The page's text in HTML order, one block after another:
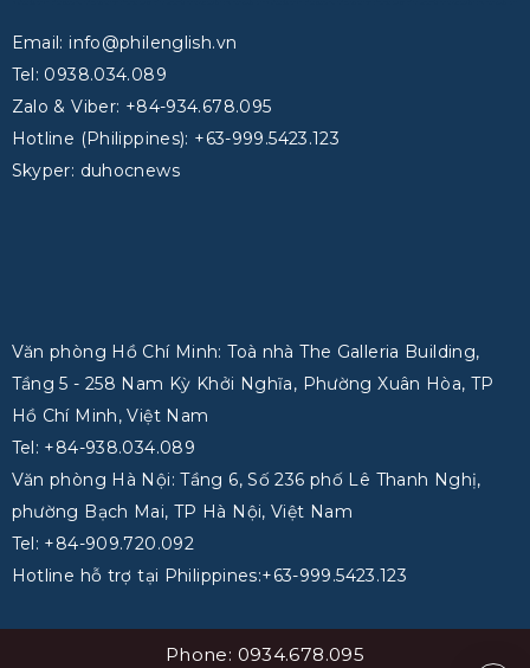
Email: info@philenglish.vn
Tel: 0938.034.089
Zalo & Viber: +84-934.678.095
Hotline (Philippines): +63-999.5423.123
Skyper: duhocnews
Văn phòng Hồ Chí Minh: Toà nhà The Galleria Building,
Tầng 5 - 258 Nam Kỳ Khởi Nghĩa, Phường Xuân Hòa, TP
Hồ Chí Minh, Việt Nam
Tel: +84-938.034.089
Văn phòng Hà Nội: Tầng 6, Số 236 phố Lê Thanh Nghị,
phường Bạch Mai, TP Hà Nội, Việt Nam
Tel: +84-909.720.092
Hotline hỗ trợ tại Philippines:+63-999.5423.123
Phone: 0934.678.095